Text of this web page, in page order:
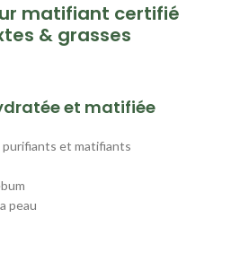
matifiant certifié
& grasses
et matifiée
purifiants et matifiants
peau